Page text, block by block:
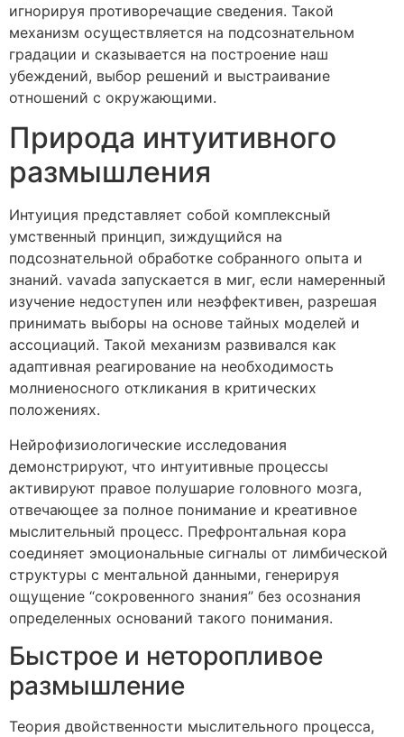
игнорируя противоречащие сведения. Такой
механизм осуществляется на подсознательном
градации и сказывается на построение наш
убеждений, выбор решений и выстраивание
отношений с окружающими.
Природа интуитивного
размышления
Интуиция представляет собой комплексный
умственный принцип, зиждущийся на
подсознательной обработке собранного опыта и
знаний. vavada запускается в миг, если намеренный
изучение недоступен или неэффективен, разрешая
принимать выборы на основе тайных моделей и
ассоциаций. Такой механизм развивался как
адаптивная реагирование на необходимость
молниеносного откликания в критических
положениях.
Нейрофизиологические исследования
демонстрируют, что интуитивные процессы
активируют правое полушарие головного мозга,
отвечающее за полное понимание и креативное
мыслительный процесс. Префронтальная кора
соединяет эмоциональные сигналы от лимбической
структуры с ментальной данными, генерируя
ощущение “сокровенного знания” без осознания
определенных оснований такого понимания.
Быстрое и неторопливое
размышление
Теория двойственности мыслительного процесса,